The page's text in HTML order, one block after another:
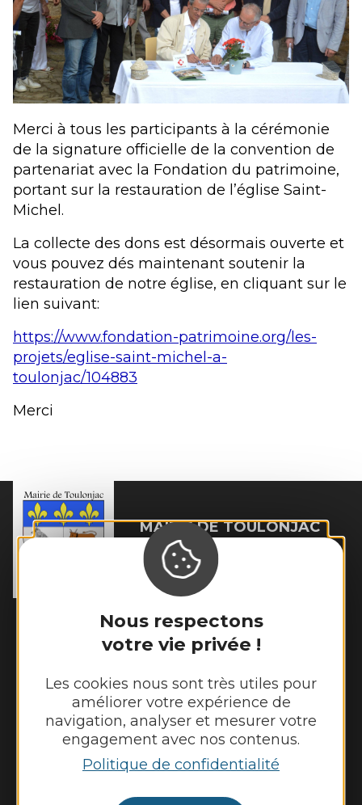
Nous respectons
votre vie privée !
Les cookies nous sont très utiles pour
améliorer votre expérience de
navigation, analyser et mesurer votre
engagement avec nos contenus.
Politique de confidentialité
Merci à tous les participants à la cérémonie
de la signature officielle de la convention de
partenariat avec la Fondation du patrimoine,
portant sur la restauration de l’église Saint-
Michel.
La collecte des dons est désormais ouverte et
vous pouvez dés maintenant soutenir la
restauration de notre église, en cliquant sur le
lien suivant:
https://www.fondation-patrimoine.org/les-
projets/eglise-saint-michel-a-
toulonjac/104883
Merci
MAIRIE DETOULONJAC
10, rue du Mas Viel
12200 Toulonjac
Tél. :
05 65 45 11 97
Horaires d'ouverture :
Fermé au public le lundi
- 17h30
Vendredi : 9h - 12h et 13h30 - 17h30
Nous contacter